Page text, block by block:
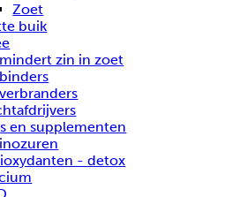
Zoet
buik
zin in zoet
en supplementen
- detox